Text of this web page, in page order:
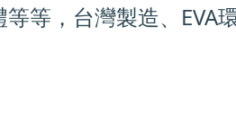
等，台灣製造、EVA